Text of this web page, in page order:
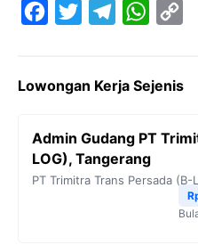
e
o
o
t
e
e
r
W
t
A
p
y
i
n
k
Lowongan Kerja Sejenis
Admin Gudang PT
LOG), Tangerang
PT Trimitra Trans Persada (B-